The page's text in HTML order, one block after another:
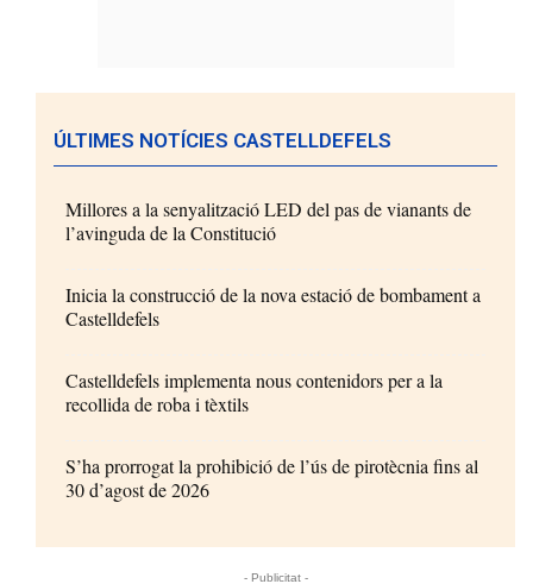
ÚLTIMES NOTÍCIES CASTELLDEFELS
Millores a la senyalització LED del pas de vianants de
l’avinguda de la Constitució
Inicia la construcció de la nova estació de bombament a
Castelldefels
Castelldefels implementa nous contenidors per a la
recollida de roba i tèxtils
S’ha prorrogat la prohibició de l’ús de pirotècnia fins al
30 d’agost de 2026
- Publicitat -